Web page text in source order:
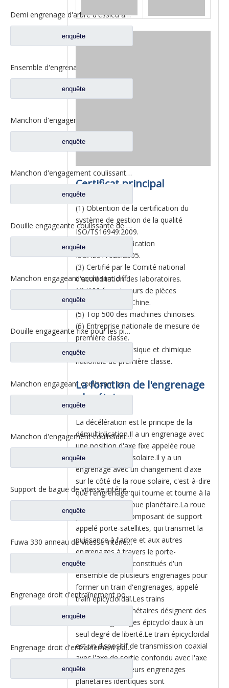
Demi engrenage d'arbre d'essieu arrière pour pièces de rechange de camion Ford CE0402M0-9
enquête
enquête
enquête
Manchon d'engagement coulissant inter-essieux pour pièces de rechange de camion Ford BF0401M0-8
enquête
Douille engageante coulissante de serrure différentielle pour les pièces de rechange 2SBF0053M0-1 de camion de Ford
enquête
Manchon engageant coulissant différentiel pour les pièces de rechange 2SBF0051M0-9 de camion de Ford d'axe de Fuwa 470
enquête
Douille engageante fixe pour les pièces de rechange 2SBF0050M0-8 de camion de Ford d'axe de Fuwa 470
enquête
Manchon engageant coulissant pour les pièces de rechange BF0047M0-4 de camion de Ford d'axe de Fuwa 330
enquête
Manchon d'engagement coulissant inter-essieux pour pièces de rechange de camion à essieux Fuwa 330 BF0044M0-1
enquête
Support de bague de vitesse intérieure Fuwa 330 pour pièces de rechange de camion Fuwa 330 essieu Ford FC0040M0-8
enquête
Fuwa 330 anneau de vitesse intérieur pour Ford camion Fuwa essieu camion pièces de rechange CJ0040M0-2
enquête
Engrenage droit d'entraînement pour pièces de rechange de camion à essieu Fuwa CD0300A0-3
enquête
Engrenage droit d'entraînement pour pièces de rechange CD0400A0-4 de camion d'essieu de Fuwa
enquête
Certificat principal
(1) Obtention de la certification du
système de gestion de la qualité
ISO/TS16949:2009.
(2) Passé la certification
ISO/IEC17025:2005.
(3) Certifié par le Comité national
d'accréditation des laboratoires.
(4) '100 fournisseurs de pièces
automobiles' en Chine.
(5) Top 500 des machines chinoises.
(6) Entreprise nationale de mesure de
première classe.
(7) entreprise physique et chimique
nationale de première classe.
La fonction de l'engrenage
planétaire
La décélération est le principe de la
démultiplication.Il a un engrenage avec
une position d'axe fixe appelée roue
centrale ou roue solaire.Il y a un
engrenage avec un changement d'axe
sur le côté de la roue solaire, c'est-à-dire
que l'engrenage qui tourne et tourne à la
fois s'appelle la roue planétaire.La roue
planétaire a un composant de support
appelé porte-satellites, qui transmet la
puissance à l'arbre et aux autres
engrenages à travers le porte-
satellites.Ils sont constitués d'un
ensemble de plusieurs engrenages pour
former un train d'engrenages, appelé
train épicycloïdal.Les trains
d'engrenages planétaires désignent des
trains d'engrenages épicycloïdaux à un
seul degré de liberté.Le train épicycloïdal
est un dispositif de transmission coaxial
avec l'axe de sortie confondu avec l'axe
d'entrée, et plusieurs engrenages
planétaires identiques sont